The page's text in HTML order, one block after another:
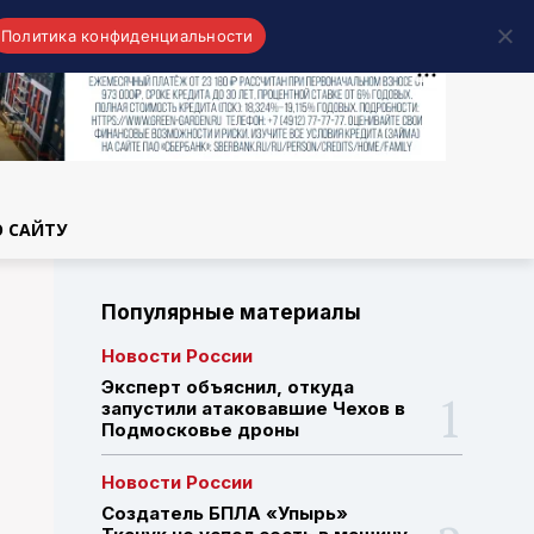
САЙТУ
Популярные материалы
Новости России
Эксперт объяснил, откуда
запустили атаковавшие Чехов в
Подмосковье дроны
Новости России
Создатель БПЛА «Упырь»
Политика конфиденциальности